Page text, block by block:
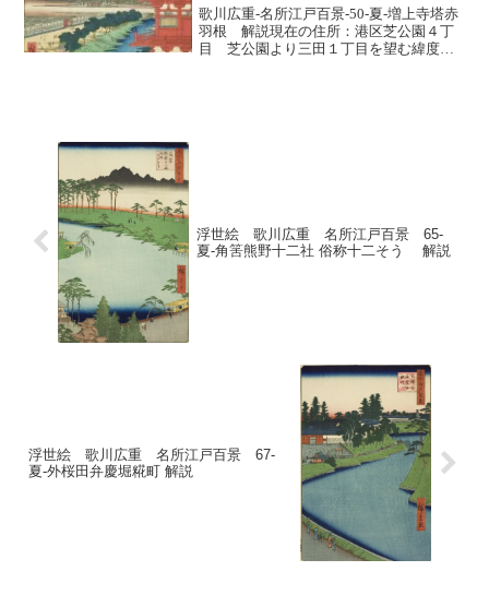
歌川広重-名所江戸百景-50-夏-増上寺塔赤
羽根 解説現在の住所：港区芝公園４丁
目 芝公園より三田１丁目を望む緯度経
浮世絵 歌川広重 名所江戸百景 65-
夏-角筈熊野十二社 俗称十二そう 解説
浮世絵 歌川広重 名所江戸百景 67-
夏-外桜田弁慶堀糀町 解説